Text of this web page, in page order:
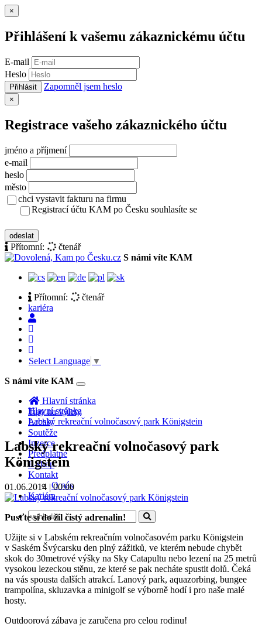
×
Přihlášení k vašemu zákaznickému účtu
E-mail
Heslo
Přihlásit Zapomněl jsem heslo
×
Registrace vašeho zákaznického účtu
jméno a příjmení
e-mail
heslo
město
chci vystavit fakturu na firmu
Registrací účtu KAM po Česku souhlasíte se
odeslat
Přítomní:
čtenář
S námi víte KAM
Přítomní:
čtenář
kariéra
Select Language ▼
S námi víte KAM
Toggle
navigation
Hlavní stránka
Tipy na výlety
Archiv
Soutěže
Inzerce
Předplatné
E-shop
Kontakt
O nás
Kariéra
Hlavní stránka
Labský rekreační volnočasový park Königstein
Labský rekreační volnočasový park
Königstein
01.06.2014 | 00:00
Pusťte si do žil čistý adrenalin!
Užijte si v Labském rekreačním volnočasovém parku Königstein
v Saském Švýcarsku den plný zážitků, ve kterém nebude chybět
skok do 30metrové výšky na Sky Catapultu nebo lezení na 25 metrů
vysokou lezeckou stěnu, ze které se pak necháte spustit dolů. Čeká
na vás spousta dalších atrakcí. Lanový park, aquazorbing, bungee
trampolína, skluzavka a minigolf se výborně hodí i pro naše malé
hosty.
Outdoorová zábava je zaručena pro celou rodinu!